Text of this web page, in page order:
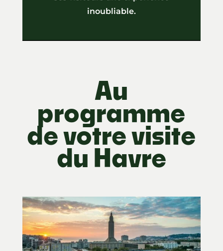
inoubliable.
Au
programme
de votre visite
du Havre